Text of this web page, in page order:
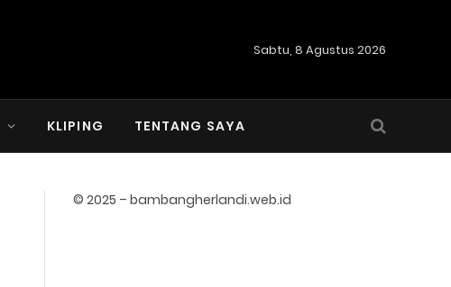
Sabtu, 8 Agustus 2026
KLIPING TENTANG SAYA
© 2025 – bambangherlandi.web.id